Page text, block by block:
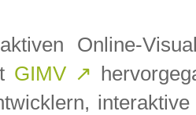
Online-
GIMV ↗